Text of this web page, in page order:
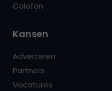
Colofon
Kansen
Adverteren
Partners
Vacatures